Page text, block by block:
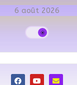
6 août 2026